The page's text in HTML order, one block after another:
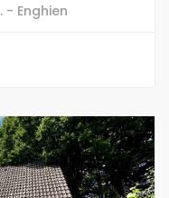
- Enghien